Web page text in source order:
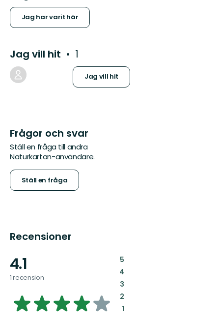
Jag har varit här
Jag vill hit 1
Jag vill hit
Frågor och svar
Ställ en fråga till andra
Naturkartan-användare.
Ställ en fråga
Recensioner
4.1
1 recension
4.095811051693405
5:
4:
3:
2:
1: